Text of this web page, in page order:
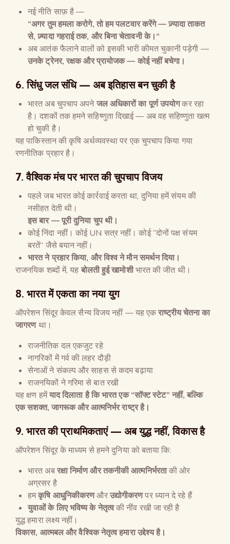
नई नीति साफ़ है —
“अगर तुम हमला करोगे, तो हम पलटवार करेंगे—ज़्यादा ताकत
से,ज़्यादा गहराई तक, और बिना चेतावनी के।“
अब आतंक फैलाने वालों को इसकी भारी कीमत चुकानी पड़ेगी —
उनके ट्रेनर,रक्षक और प्रायोजक— कोई नहीं बचेगा।
6.सिंधु जल संधि — अब इतिहास बन चुकी है
भारत अब चुपचाप अपनेजल अधिकारों का पूर्ण उपयोगकर रहा
है। दशकों तक हमने सहिष्णुता दिखाई — अब वह सहिष्णुता खत्म
हो चुकी है।
यह पाकिस्तान की कृषि अर्थव्यवस्था पर एक चुपचाप किया गया
रणनीतिक प्रहार है।
7.वैश्विक मंच पर भारत की चुपचाप विजय
पहले जब भारत कोई कार्रवाई करता था, दुनिया हमें संयम की
नसीहत देती थी।
इस बार—पूरी दुनिया चुप थी।
कोई निंदा नहीं। कोई UN सत्र नहीं। कोई “दोनों पक्ष संयम
बरतें” जैसे बयान नहीं।
भारत ने प्रहार किया, और विश्व ने मौन समर्थन दिया।
राजनयिक शब्दों में, यह बोलती हुई खामोशीभारत की जीत थी।
8. भारत में एकता का नया युग
ऑपरेशन सिंदूर केवल सैन्य विजय नहीं — यह एकराष्ट्रीय चेतना का
जागरणथा।
राजनीतिक दल एकजुट रहे
नागरिकों में गर्व की लहर दौड़ी
सेनाओं ने संकल्प और साहस से कदम बढ़ाया
राजनयिकों ने गरिमा से बात रखी
यह क्षण हमेंयाद दिलाता है कि भारत एक“सॉफ्ट स्टेट” नहीं,बल्कि
एक सशक्त, जागरूक और आत्मनिर्भर राष्ट्र है।
9. भारत की प्राथमिकताएं— अब युद्ध नहीं,विकास है
ऑपरेशन सिंदूर के माध्यम से हमने दुनिया को बताया कि:
भारत अबरक्षा निर्माण और तकनीकी आत्मनिर्भरताकी ओर
अग्रसर है
हमकृषि आधुनिकीकरणऔरउद्योगीकरणपर ध्यान दे रहे हैं
युवाओं के लिए भविष्य के नेतृत्वकी नींव रखी जा रही है
युद्ध हमारा लक्ष्य नहीं।
विकास, आत्मबल और वैश्विक नेतृत्व हमारा उद्देश्य है।